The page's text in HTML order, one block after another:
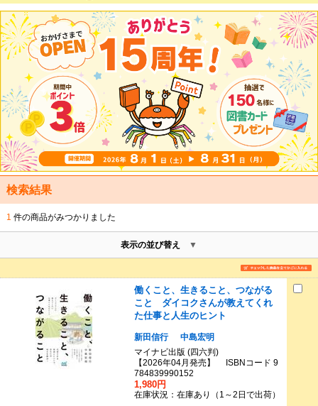
検索結果
1 件の商品がみつかりました
表示の並び替え
働くこと、生きること、つながる
こと ダイコクさんが教えてくれ
た仕事と人生のヒント
新田信行
中島宏明
マイナビ出版 (四六判)
【2026年04月発売】 ISBNコード 9
784839990152
1,980円
在庫状況：在庫あり（1～2日で出荷）